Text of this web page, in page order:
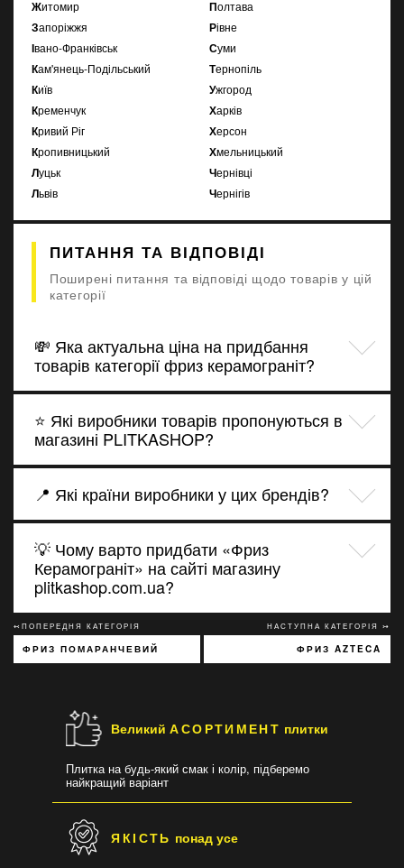
Житомир
Запоріжжя
Івано-Франківськ
Кам'янець-Подільський
Київ
Кременчук
Кривий Ріг
Кропивницький
Луцьк
Львів
Полтава
Рівне
Суми
Тернопіль
Ужгород
Харків
Херсон
Хмельницький
Чернівці
Чернігів
ПИТАННЯ ТА ВІДПОВІДІ
Поширені питання та відповіді щодо товарів у цій
категорії
💸 Яка актуальна ціна на придбання
товарів категорії фриз керамограніт?
⭐ Які виробники товарів пропонуються в
магазині PLITKASHOP?
📍 Які країни виробники у цих брендів?
💡 Чому варто придбати «Фриз
Керамограніт» на сайті магазину
plitkashop.com.ua?
↢ПОПЕРЕДНЯ КАТЕГОРІЯ
ФРИЗ ПОМАРАНЧЕВИЙ
НАСТУПНА КАТЕГОРІЯ ↣
ФРИЗ AZTECA
ВеликийАСОРТИМЕНТ плитки
Плитка на будь-який смак і колір, підберемо
найкращий варіант
ЯКІСТЬ понад усе